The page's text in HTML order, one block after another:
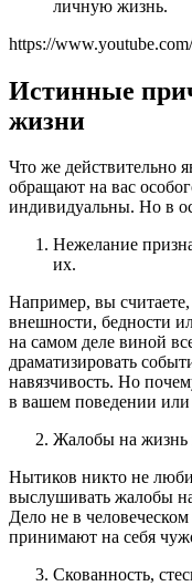
личную жизнь.
https://
Истинные
жизни
Что же действительно
обращают на вас
индивидуальны. Но в
Нежелание
их.
Например, вы
внешности, бедности
на самом деле виной
драматизировать
навязчивость. Но
в вашем поведении или
Жалобы на жизнь
Нытиков никто не
выслушивать жалобы
Дело не в
принимают на себя
Скованность,